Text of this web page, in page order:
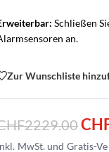
Schließen
an.
Zur Wunschliste
2229.00